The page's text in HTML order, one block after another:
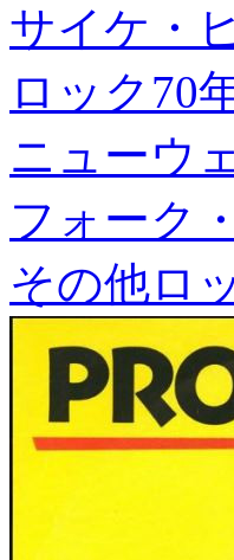
サイケ・
ロック70
ニューウ
フォーク
その他ロ